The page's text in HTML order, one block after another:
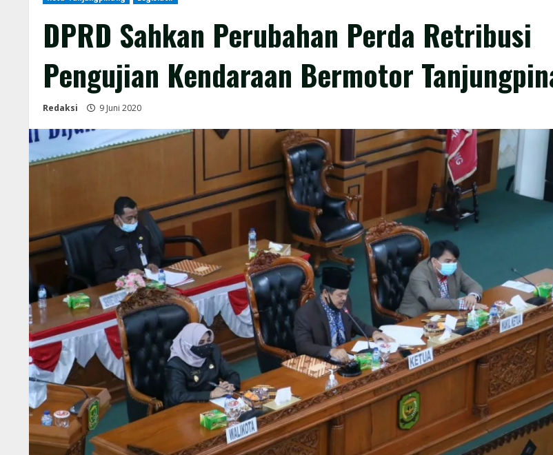
DPRD Sahkan Perubahan Perda Retribusi
Pengujian Kendaraan Bermotor
Redaksi 9 Juni 2020